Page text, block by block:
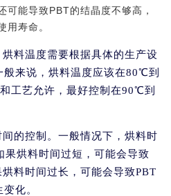
可能导致PBT的结晶度不够高，
用寿命。
料温度需要根据具体的生产设
来说，烘料温度应该在80℃到
工艺允许，最好控制在90℃到
的控制。一般情况下，烘料时
果烘料时间过短，可能会导致
料时间过长，可能会导致PBT
化。